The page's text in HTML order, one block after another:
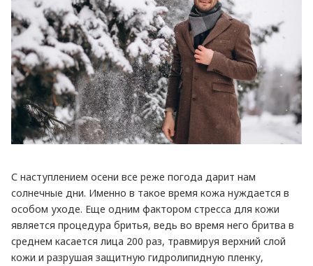
С наступлением осени все реже погода дарит нам
солнечные дни. Именно в такое время кожа нуждается в
особом уходе. Еще одним фактором стресса для кожи
является процедура бритья, ведь во время него бритва в
среднем касается лица 200 раз, травмируя верхний слой
кожи и разрушая защитную гидролипидную пленку,